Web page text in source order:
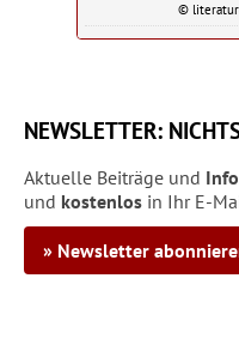
©
NEWSLETTER:
Aktuelle Beiträge und
und kostenlos in Ihr E-
» Newsletter